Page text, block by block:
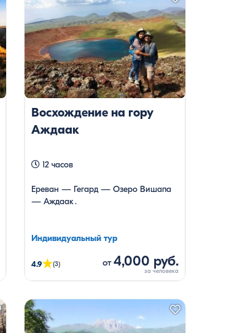
Восхождение на гору
Аждаак
12 часов
Ереван — Гегард — Озеро Вишапа
— Аждаак․
Индивидуальный тур
4.9★(3) от4,000 руб.